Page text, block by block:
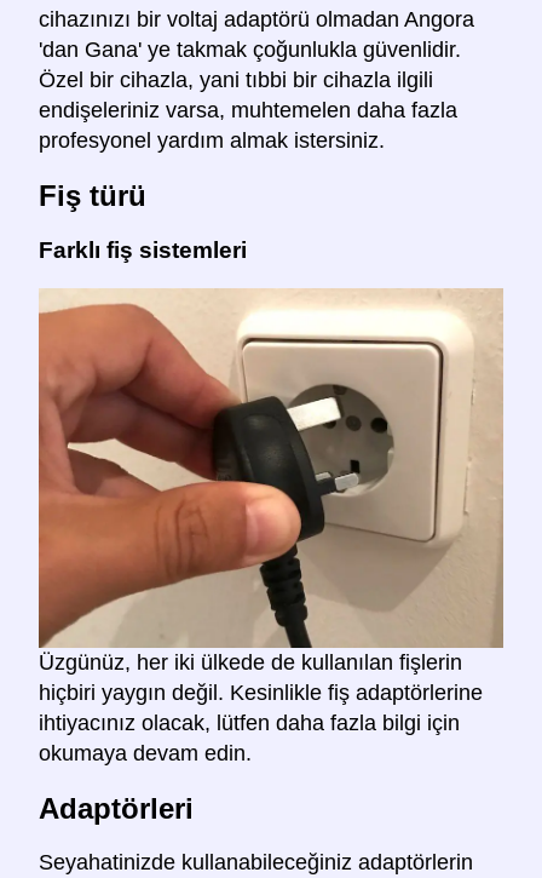
cihazınızı bir voltaj adaptörü olmadan Angora
'dan Gana' ye takmak çoğunlukla güvenlidir.
Özel bir cihazla, yani tıbbi bir cihazla ilgili
endişeleriniz varsa, muhtemelen daha fazla
profesyonel yardım almak istersiniz.
Fiş türü
Farklı fiş sistemleri
Üzgünüz, her iki ülkede de kullanılan fişlerin
hiçbiri yaygın değil. Kesinlikle fiş adaptörlerine
ihtiyacınız olacak, lütfen daha fazla bilgi için
okumaya devam edin.
Adaptörleri
Seyahatinizde kullanabileceğiniz adaptörlerin